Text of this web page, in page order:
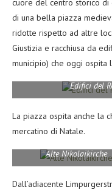
cuore del centro storico di
di una bella piazza
ridotte rispetto ad altre
Giustizia e racchiusa da
municipio) che oggi ospita
Edifici del
La piazza ospita anche la
mercatino di Natale.
Alte Nikolaikirche
Dall’adiacente